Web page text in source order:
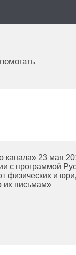
канала» 23 мая
с программой
физических и
их письмам»